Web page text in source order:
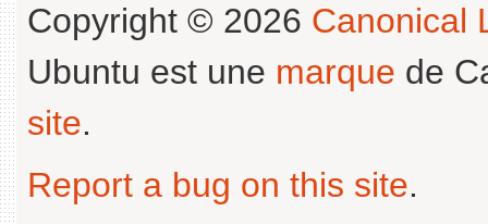
Copyright © 2026 Canonical
Ubuntu est une marque de
site.
Report a bug on this site.